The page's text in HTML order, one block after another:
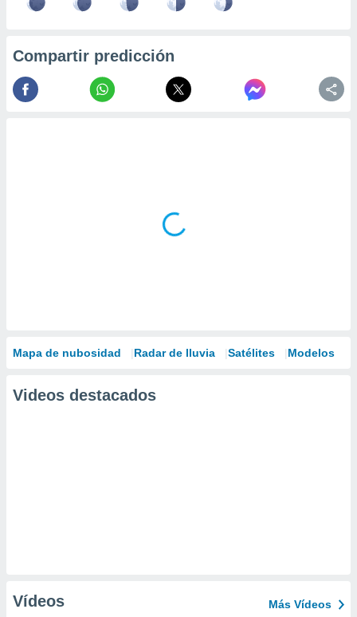
Compartir predicción
Mapa de nubosidad Radar de lluvia Satélites Modelos
Videos destacados
Vídeos Más Vídeos